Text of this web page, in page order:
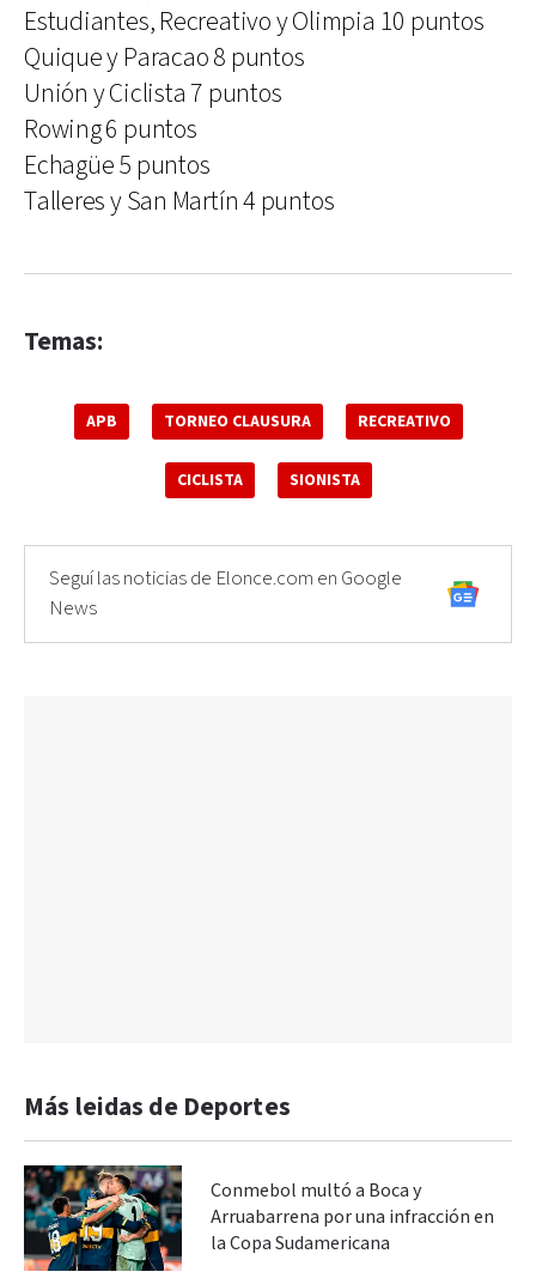
Estudiantes, Recreativo y Olimpia 10 puntos
Quique y Paracao 8 puntos
Unión y Ciclista 7 puntos
Rowing 6 puntos
Echagüe 5 puntos
Talleres y San Martín 4 puntos
Temas:
APB TORNEO CLAUSURA RECREATIVO
CICLISTA SIONISTA
Seguí las noticias de Elonce.com en Google
News
Más leidas de Deportes
Conmebol multó a Boca y
Arruabarrena por una infracción en
la Copa Sudamericana